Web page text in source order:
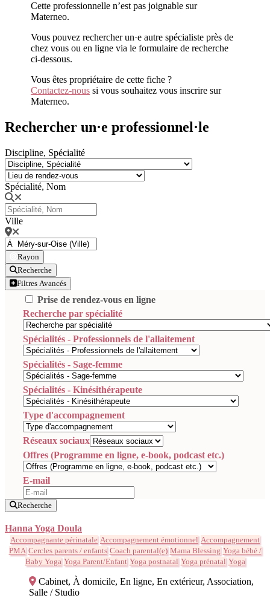
Cette professionnelle n’est pas joignable sur
Materneo.
Vous pouvez rechercher un·e autre spécialiste près de
chez vous ou en ligne via le formulaire de recherche
ci-dessous.
Vous êtes propriétaire de cette fiche ?
Contactez-nous si vous souhaitez vous inscrire sur
Materneo.
Rechercher un·e professionnel·le
Discipline, Spécialité
Spécialité, Nom
Ville
Rayon
Recherche
Filtres Avancés
Prise de rendez-vous en ligne
Recherche par spécialité
Spécialités - Professionnels de l'allaitement
Spécialités - Sage-femme
Spécialités - Kinésithérapeute
Type d'accompagnement
Réseaux sociaux
Offres (Programme en ligne, e-book, podcast etc.)
E-mail
Recherche
Hanna Yoga Doula
Accompagnante périnatale Accompagnement émotionnel Accompagnement
PMA Cercles parents / enfants Coach parental(e) Mama Blessing Yoga bébé /
Baby Yoga Yoga Parent/Enfant Yoga postnatal Yoga prénatal Yoga
Cabinet, À domicile, En ligne, En extérieur, Association,
Salle / Studio